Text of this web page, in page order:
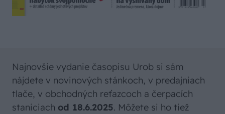
Najnovšie vydanie časopisu Urob si sám
nájdete v novinových stánkoch, v predajniach
tlače, v obchodných reťazcoch a čerpacích
staniciach od 18.6.2025. Môžete si ho tiež